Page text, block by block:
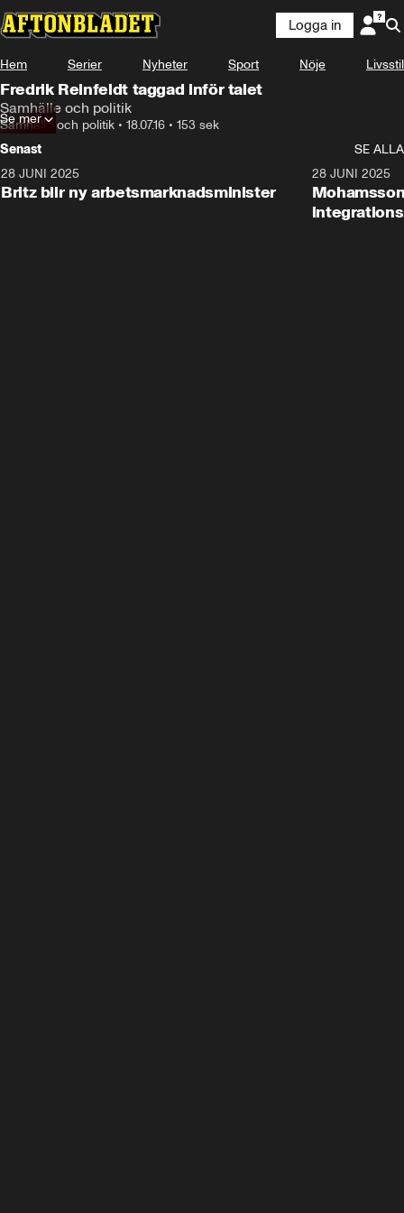
Logga in
Hem Serier Nyheter Sport Nöje Livsstil
Fredrik Reinfeldt taggad inför talet
Samhälle och politik
Samhälle och politik • 18.07.16 • 153 sek
Se mer
Senast
SE ALLA
28 JUNI 2025
Britz blir ny arbetsmarknadsminister
28 JUNI 2025